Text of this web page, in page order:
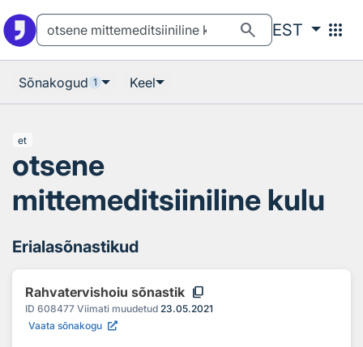
search EST apps
Sõnakogud 1 Keel
et
otsene
mittemeditsiiniline kulu
Erialasõnastikud
Rahvatervishoiu sõnastik content_copy
ID 608477 Viimati muudetud 23.05.2021
Vaata sõnakogu